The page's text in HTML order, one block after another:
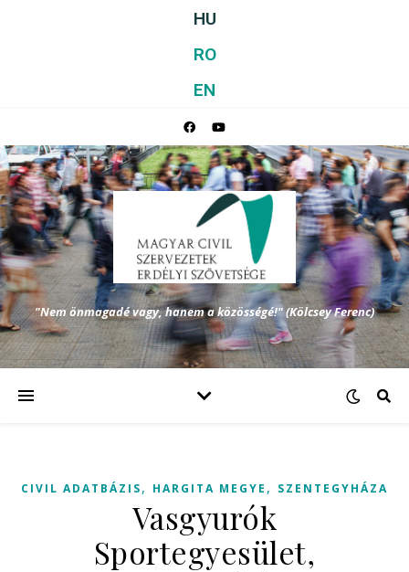
HU
RO
EN
"Nem önmagadé vagy, hanem a közösségé!" (Kölcsey Ferenc)
CIVIL ADATBÁZIS, HARGITA MEGYE , SZENTEGYHÁZA
Vasgyurók
Sportegyesület,